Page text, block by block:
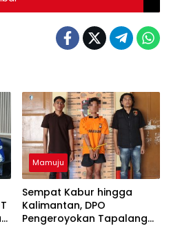
Mamuju
Sempat Kabur hingga
Kalimantan, DPO
Pengeroyokan Tapalang